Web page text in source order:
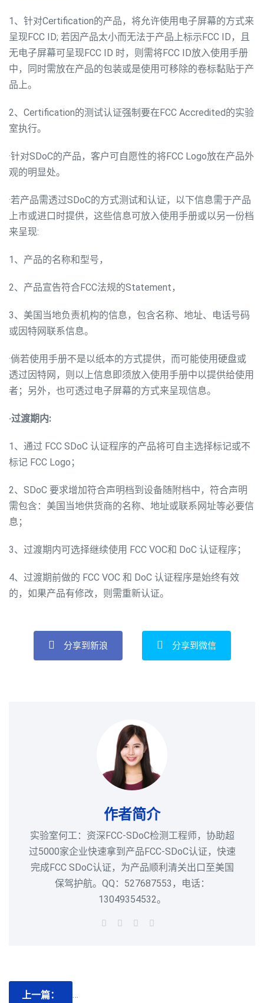
1、针对Certification的产品，将允许使用电子屏幕的方式来
呈现FCC ID; 若因产品太小而无法于产品上标示FCC ID，且
无电子屏幕可呈现FCC ID 时，则需将FCC ID放入使用手册
中，同时需放在产品的包装或是使用可移除的卷标黏贴于产
品上。
2、Certification的测试认证强制要在FCC Accredited的实验
室执行。
·针对SDoC的产品，客户可自愿性的将FCC Logo放在产品外
观的明显处。
·若产品需透过SDoC的方式测试和认证，以下信息需于产品
上市或进口时提供，这些信息可放入使用手册或以另一份档
来呈现:
1、产品的名称和型号，
2、产品宣告符合FCC法规的Statement，
3、美国当地负责机构的信息，包含名称、地址、电话号码
或因特网联系信息。
·倘若使用手册不是以纸本的方式提供，而可能使用硬盘或
透过因特网，则以上信息即须放入使用手册中以提供给使用
者；另外，也可透过电子屏幕的方式来呈现信息。
·过渡期内:
1、通过 FCC SDoC 认证程序的产品将可自主选择标记或不
标记 FCC Logo；
2、SDoC 要求增加符合声明档到设备随附档中，符合声明
需包含：美国当地供货商的名称、地址或联系网址等必要信
息；
3、过渡期内可选择继续使用 FCC VOC和 DoC 认证程序；
4、过渡期前做的 FCC VOC 和 DoC 认证程序是始终有效
的，如果产品有修改，则需重新认证。
分享到新浪 分享到微信
作者简介
实验室何工：资深FCC-SDoC检测工程师，协助超
过5000家企业快速拿到产品FCC-SDoC认证，快速
完成FCC SDoC认证，为产品顺利清关出口至美国
保驾护航。QQ：527687553，电话：
13049354532。
上一篇：